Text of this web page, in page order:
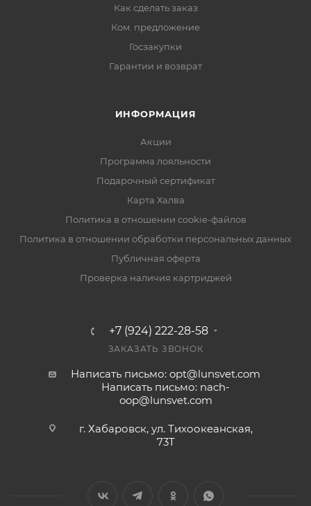
Как сделать заказ
Ком. предложение
Госзакупки
Гарантии и возврат
ИНФОРМАЦИЯ
Акции
Программа лояльности
Подарочный сертификат
Карта Халва
Политика в отношении cookie-файлов
Политика в отношении обработки персональных данных
Публичная оферта
Проверка наличия картриджей
+7 (924) 222-28-58
ЗАКАЗАТЬ ЗВОНОК
Написать письмо: opt@lunsvet.com
Написать письмо: nach-
oop@lunsvet.com
г. Хабаровск, ул. Тихоокеанская,
73Т